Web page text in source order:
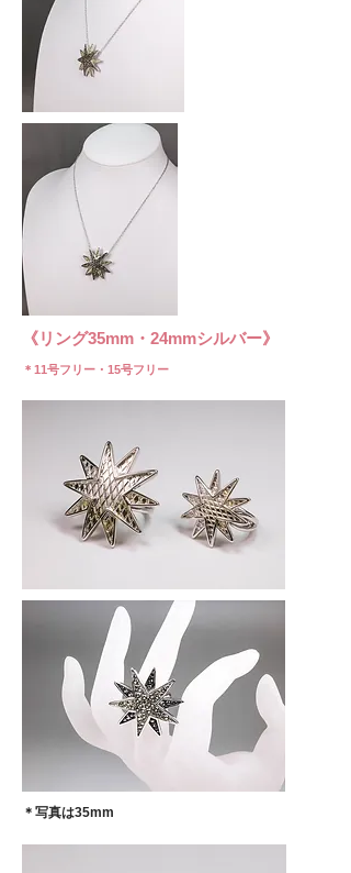
​《リング35mm・24mmシルバー》
​＊11号フリー・15号フリー
​＊写真は35mm